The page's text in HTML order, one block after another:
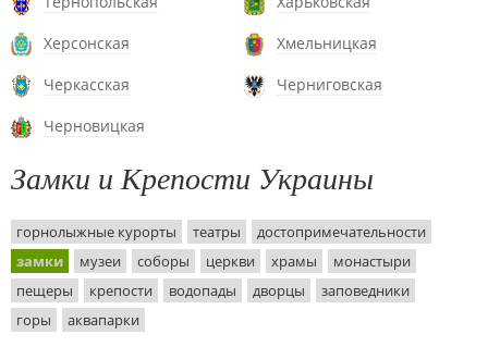
Херсонская
Хмельницкая
Черкасская
Черниговская
Черновицкая
Замки и Крепости Украины
горнолыжные курорты театры
достопримечательности
замки
музеи соборы церкви храмы
монастыри
пещеры
крепости водопады дворцы
заповедники
горы
аквапарки